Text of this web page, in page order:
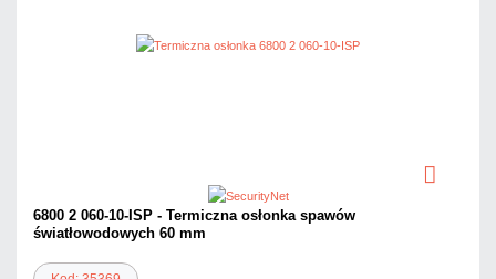
6800 2 060-10-ISP - Termiczna osłonka spawów
światłowodowych 60 mm